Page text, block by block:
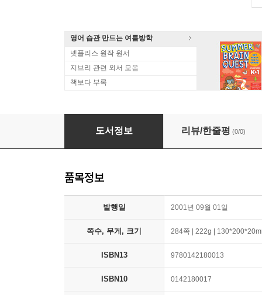
영어 습관 만드는 여름방학
넷플리스 원작 원서
지브리 관련 외서 모음
책보다 부록
The Four Feathers
도서정보 리뷰/한줄평 (0/0)
품목정보
발행일 2001년 09월 01일
쪽수, 무게, 크기 284쪽 | 222g |
ISBN13 9780142180013
ISBN10 0142180017